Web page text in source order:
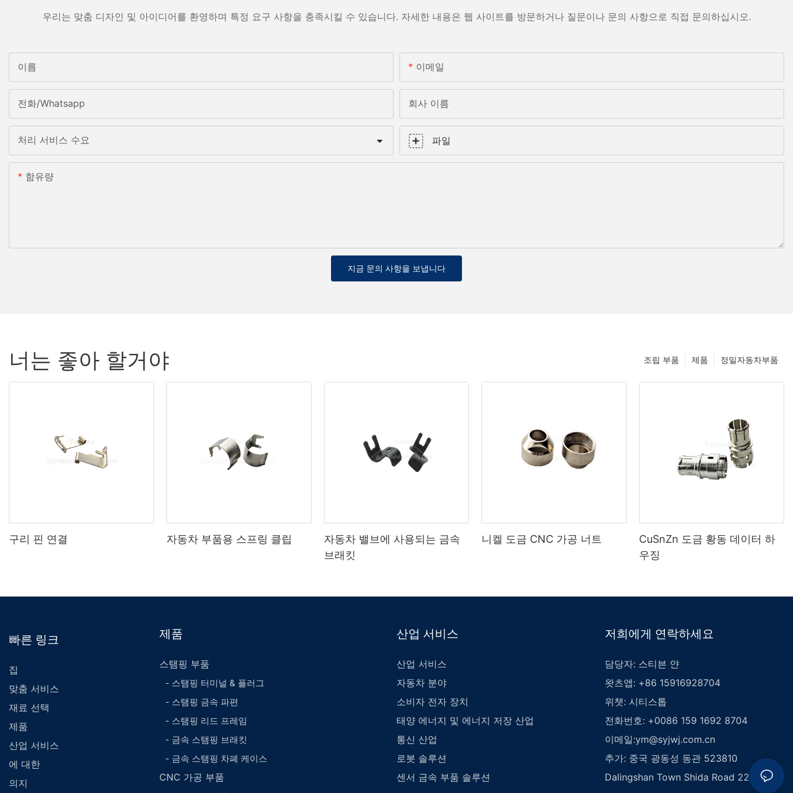
우리는 맞춤 디자인 및 아이디어를 환영하며 특정 요구 사항을 충족시킬 수 있습니다. 자세한 내용은 웹 사이트를 방문하거나 질문이나 문의 사항으로 직접 문의하십시오.
이름 이메일
전화/whatsapp 회사 이름
처리 서비스 수요 파일
함유량
지금 문의 사항을 보냅니다
너는 좋아 할거야 정밀자동차부품
제품
조립 부품
구리 핀 연결 자동차 부품용 스프링 클립
자동차 밸브에 사용되는 금속
브래킷
니켈 도금 CNC 가공 너트
CuSnZn 도금 황동 데이터 하
우징
빠른 링크
집
맞춤 서비스
재료 선택
제품
산업 서비스
에 대한
의지
제품
스탬핑 부품
- 스탬핑 터미널 & 플러그
- 스탬핑 금속 파편
- 스탬핑 리드 프레임
- 금속 스탬핑 브래킷
- 금속 스탬핑 차폐 케이스
CNC 가공 부품
산업 서비스
산업 서비스
자동차 분야
소비자 전자 장치
태양 에너지 및 에너지 저장 산업
통신 산업
로봇 솔루션
센서 금속 부품 솔루션
저희에게 연락하세요
담당자: 스티븐 얀
왓츠앱: +86 15916928704
위챗: 시티스톱
전화번호: +0086 159 1692 8704
이메일:ym@syjwj.com.cn
추가: 중국 광동성 동관 523810
Dalingshan Town Shida Road 226호